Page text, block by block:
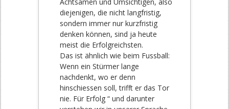
diejenigen, die nicht langfristig,
sondern immer nur kurzfristig
denken können, sind ja heute
meist die Erfolgreichsten.
Das ist ähnlich wie beim Fussball:
Wenn ein Stürmer lange
nachdenkt, wo er denn
hinschiessen soll, trifft er das Tor
nie. Für Erfolg “ und darunter